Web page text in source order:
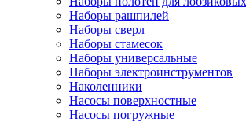
Наборы рашпилей
Наборы сверл
Наборы стамесок
Наборы универсальные
Наборы электроинструментов
Наколенники
Насосы поверхностные
Насосы погружные